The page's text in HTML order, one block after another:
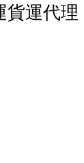
貨運代理